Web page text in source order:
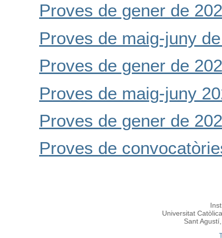
Proves de gener de
Proves de maig-juny
Proves de gener de
Proves de maig-juny
Proves de gener de
Proves de
Universitat
Sant